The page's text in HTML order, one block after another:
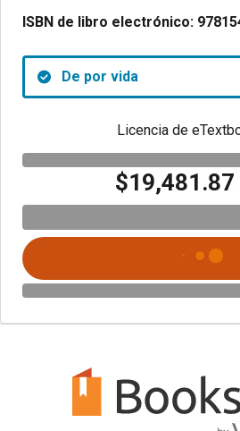
ISBN de libro electrónico:
De por vida
Licencia de
$19,481.87